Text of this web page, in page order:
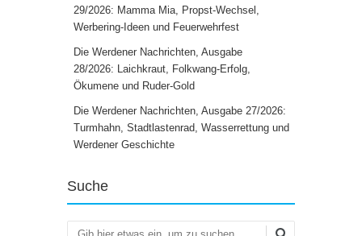
29/2026: Mamma Mia, Propst-Wechsel,
Werbering-Ideen und Feuerwehrfest
Die Werdener Nachrichten, Ausgabe
28/2026: Laichkraut, Folkwang-Erfolg,
Ökumene und Ruder-Gold
Die Werdener Nachrichten, Ausgabe 27/2026:
Turmhahn, Stadtlastenrad, Wasserrettung und
Werdener Geschichte
Suche
Suchen